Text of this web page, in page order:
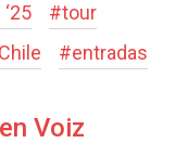
#tour
Chile #entradas
Voiz